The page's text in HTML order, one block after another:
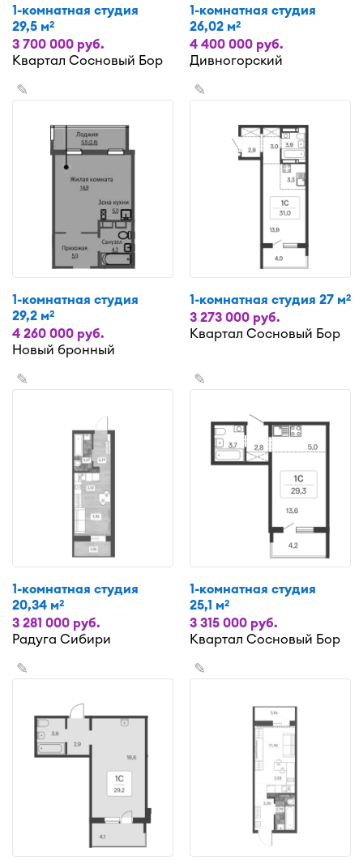
1-комнатная студия
29,5 м2
3 700 000 руб.
Квартал Сосновый Бор
1-комнатная студия
26,02 м2
4 400 000 руб.
Дивногорский
✎
1-комнатная студия
29,2 м2
4 260 000 руб.
Новый бронный
✎
1-комнатная студия 27 м2
3 273 000 руб.
Квартал Сосновый Бор
✎
1-комнатная студия
20,34 м2
3 281 000 руб.
Радуга Сибири
✎
1-комнатная студия
25,1 м2
3 315 000 руб.
Квартал Сосновый Бор
✎ ✎